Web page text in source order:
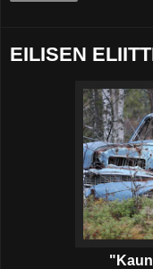
EILISEN